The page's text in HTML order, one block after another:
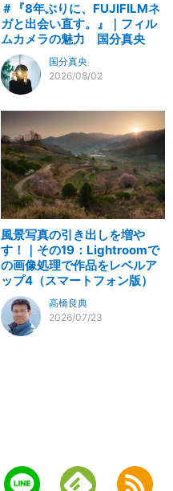
＃『8年ぶりに、FUJIFILMネ
ガと出会い直す。』｜フィル
ムカメラの魅力 国分真央
国分真央
2026/08/02
風景写真の引き出しを増や
す！｜その19：Lightroomで
の画像処理で作品をレベルア
ップ4（スマートフォン版）
高橋良典
2026/07/23